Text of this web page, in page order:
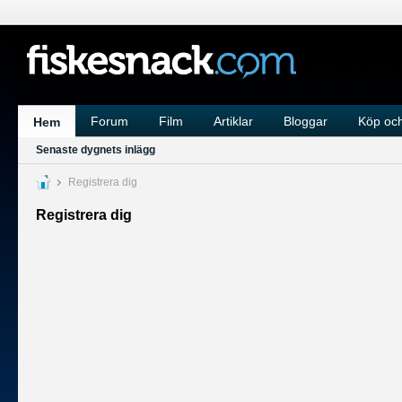
Hem Forum Film Artiklar Bloggar Köp
Senaste dygnets inlägg
Registrera dig
Registrera dig